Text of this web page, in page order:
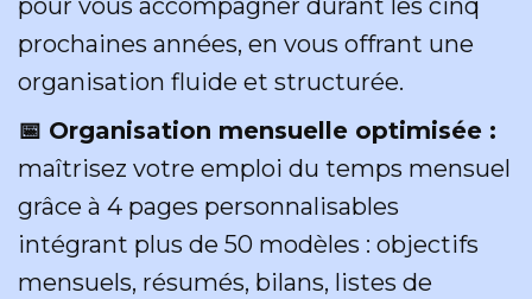
prochaines années, en vous offrant une
organisation fluide et structurée.
📅 Organisation mensuelle optimisée :
maîtrisez votre emploi du temps mensuel
grâce à 4 pages personnalisables
intégrant plus de 50 modèles : objectifs
mensuels, résumés, bilans, listes de